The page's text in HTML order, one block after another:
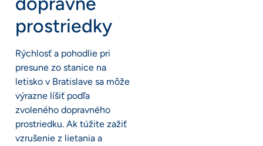
prostriedky
Rýchlosť a pohodlie pri
presune zo stanice na
letisko v Bratislave sa môže
výrazne líšiť podľa
zvoleného dopravného
prostriedku. Ak túžite zažiť
vzrušenie z lietania a